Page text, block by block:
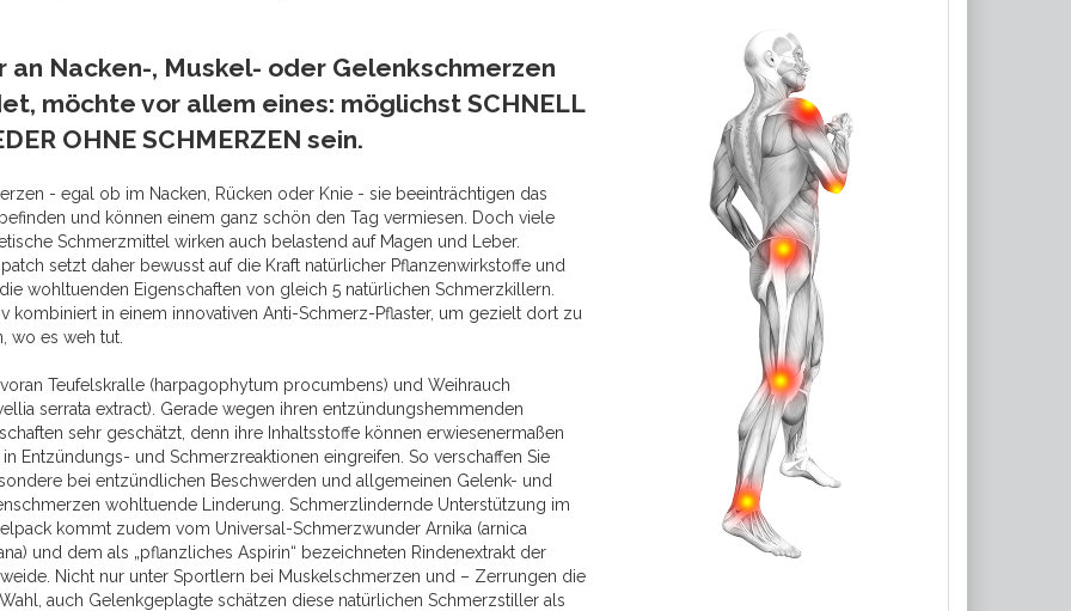
an Nacken-, Muskel- oder Gelenkschmerzen
möchte vor allem eines: möglichst SCHNELL
OHNE SCHMERZEN sein.
- egal ob im Nacken, Rücken oder Knie - sie beeinträchtigen das
und können einem ganz schön den Tag vermiesen. Doch viele
Schmerzmittel wirken auch belastend auf Magen und Leber.
setzt daher bewusst auf die Kraft natürlicher Pflanzenwirkstoffe und
wohltuenden Eigenschaften von gleich 5 natürlichen Schmerzkillern.
kombiniert in einem innovativen Anti-Schmerz-Pflaster, um gezielt dort zu
wo es weh tut.
Teufelskralle (harpagophytum procumbens) und Weihrauch
serrata extract). Gerade wegen ihren entzündungshemmenden
sehr geschätzt, denn ihre Inhaltsstoffe können erwiesenermaßen
Entzündungs- und Schmerzreaktionen eingreifen. So verschaffen Sie
bei entzündlichen Beschwerden und allgemeinen Gelenk- und
wohltuende Linderung. Schmerzlindernde Unterstützung im
kommt zudem vom Universal-Schmerzwunder Arnika (arnica
und dem als „pflanzliches Aspirin“ bezeichneten Rindenextrakt der
Nicht nur unter Sportlern bei Muskelschmerzen und – Zerrungen die
auch Gelenkgeplagte schätzen diese natürlichen Schmerzstiller als